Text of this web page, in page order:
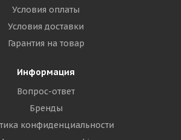
Условия оплаты
Условия доставки
Гарантия на товар
Информация
Вопрос-ответ
Бренды
конфиденциальности